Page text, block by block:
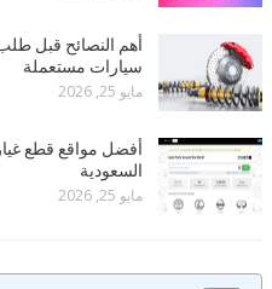
أهم النصائح قبل
سيارات مستعملة
مايو 25, 2026
أفضل مواقع قطع
السعودية
مايو 25, 2026